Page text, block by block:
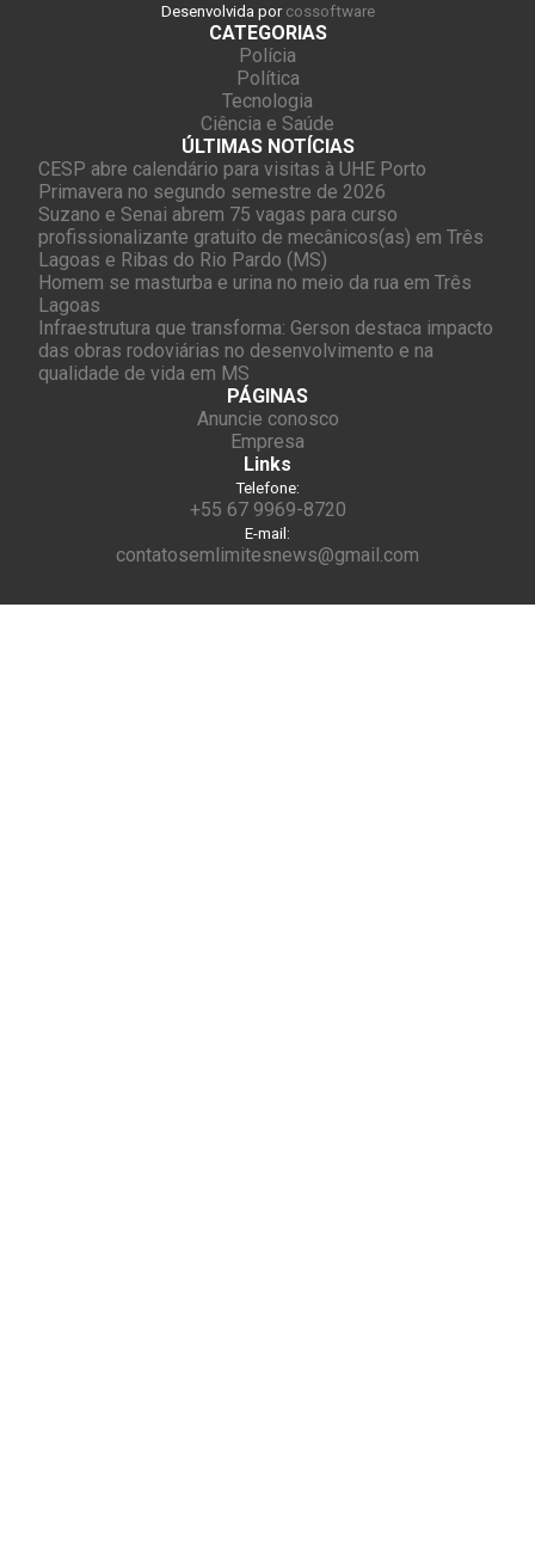
Desenvolvida por cossoftware
CATEGORIAS
Polícia
Política
Tecnologia
Ciência e Saúde
ÚLTIMAS NOTÍCIAS
CESP abre calendário para visitas à UHE Porto
Primavera no segundo semestre de 2026
Suzano e Senai abrem 75 vagas para curso
profissionalizante gratuito de mecânicos(as) em Três
Lagoas e Ribas do Rio Pardo (MS)
Homem se masturba e urina no meio da rua em Três
Lagoas
Infraestrutura que transforma: Gerson destaca impacto
das obras rodoviárias no desenvolvimento e na
qualidade de vida em MS
PÁGINAS
Anuncie conosco
Empresa
Links
Telefone:
+55 67 9969-8720
E-mail:
contatosemlimitesnews@gmail.com